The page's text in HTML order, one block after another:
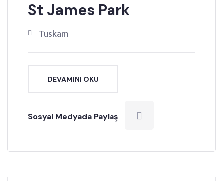
St James Park
Tuskam
DEVAMINI OKU
Sosyal Medyada Paylaş